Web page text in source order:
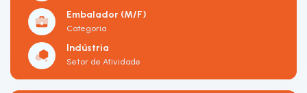
Embalador (M/F)
Categoria
Indústria
Setor de Atividade